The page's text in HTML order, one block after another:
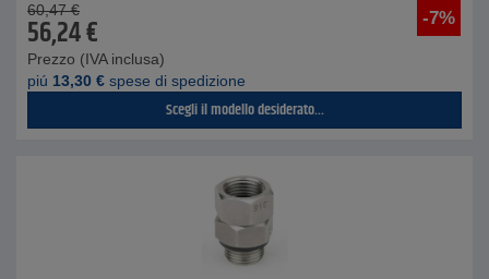
-7%
60,47 €
56,24€
Prezzo (IVA inclusa)
piú 13,30 € spese di spedizione
Scegli il modello desiderato...